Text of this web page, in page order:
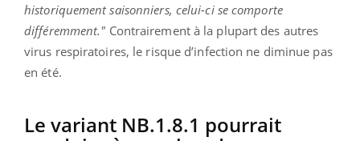
historiquement saisonniers, celui-ci se comporte
différemment." Contrairement à la plupart des autres
virus respiratoires, le risque d’infection ne diminue pas
en été.
Le variant NB.1.8.1 pourrait